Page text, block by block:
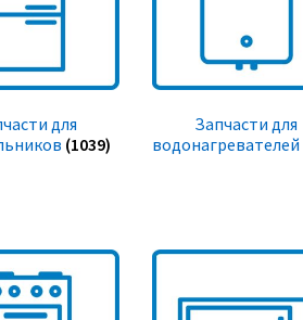
для
(1039)
Запчасти для
водонагревателей